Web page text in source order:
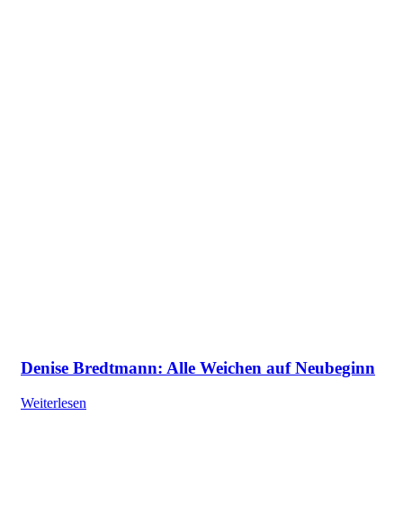
Denise Bredtmann: Alle Weichen auf Neubeginn
Weiterlesen